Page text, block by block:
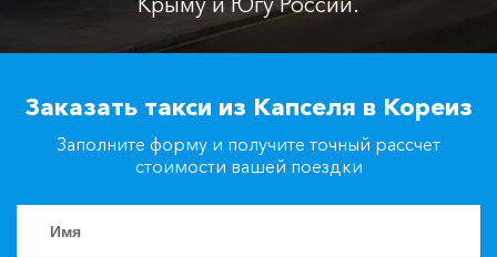
+7(861)217-90-04
Заказать такси из Капселя в Кореиз
Заполните форму и получите точный рассчет
стоимости вашей поездки